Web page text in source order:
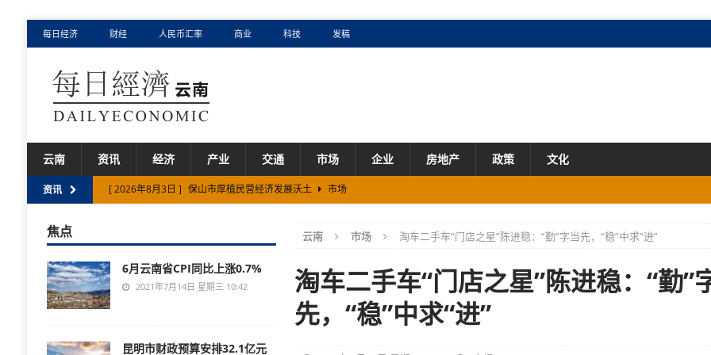
每日经济 财经 人民币汇率 商业 科技 发稿
云南 资讯 经济 产业 交通 市场 企业 房地产 政策 文化
资讯 [ 2026年8月3日 ] 保山市厚植民营经济发展沃土
市场
[ 2026年7月31日 ] 云南省养老服务事业产业规模扩大、业态创新、融合加速
产业
[ 2026年8月5日 ] 云南省拟立法保护古树名木
市场
[ 2026年8月4日 ]
云南省启动两项边贸外汇结算试点
云南 市场 淘车二手车“门店之星”陈进稳：“勤”字当先，“稳”中求“进”
淘车二手车“门店之星”陈进稳：“勤”
先，“稳”中求“进”
焦点
6月云南省CPI同比上涨0.7%
2021年7月14日 星期三 10:42
昆明市财政预算安排32.1亿元